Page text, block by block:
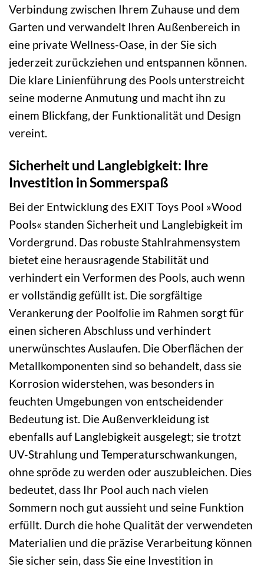
Verbindung zwischen Ihrem Zuhause und dem
Garten und verwandelt Ihren Außenbereich in
eine private Wellness-Oase, in der Sie sich
jederzeit zurückziehen und entspannen können.
Die klare Linienführung des Pools unterstreicht
seine moderne Anmutung und macht ihn zu
einem Blickfang, der Funktionalität und Design
vereint.
Sicherheit und Langlebigkeit: Ihre
Investition in Sommerspaß
Bei der Entwicklung des EXIT Toys Pool »Wood
Pools« standen Sicherheit und Langlebigkeit im
Vordergrund. Das robuste Stahlrahmensystem
bietet eine herausragende Stabilität und
verhindert ein Verformen des Pools, auch wenn
er vollständig gefüllt ist. Die sorgfältige
Verankerung der Poolfolie im Rahmen sorgt für
einen sicheren Abschluss und verhindert
unerwünschtes Auslaufen. Die Oberflächen der
Metallkomponenten sind so behandelt, dass sie
Korrosion widerstehen, was besonders in
feuchten Umgebungen von entscheidender
Bedeutung ist. Die Außenverkleidung ist
ebenfalls auf Langlebigkeit ausgelegt; sie trotzt
UV-Strahlung und Temperaturschwankungen,
ohne spröde zu werden oder auszubleichen. Dies
bedeutet, dass Ihr Pool auch nach vielen
Sommern noch gut aussieht und seine Funktion
erfüllt. Durch die hohe Qualität der verwendeten
Materialien und die präzise Verarbeitung können
Sie sicher sein, dass Sie eine Investition in